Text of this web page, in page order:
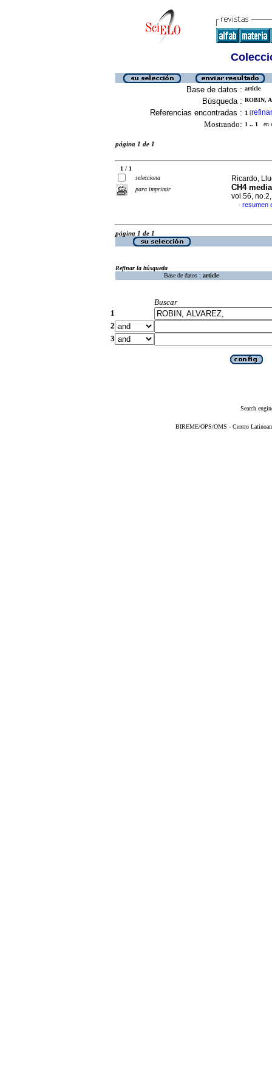
Base de datos : article
Búsqueda : ROBIN,
Referencias encontradas : 1 [refinar
Mostrando: 1 .. 1 en
página 1 de 1
1 / 1
selecciona
para imprimir
Ricardo,
CH4
vol.56,
· resumen
página 1 de 1
Refinar la búsqueda
Base de datos : article
Buscar
1
2
3
Search
BIREME/OPS/OMS - Centro